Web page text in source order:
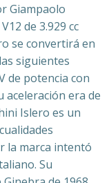
Giampaolo
de 3.929 cc
se convertirá en
siguientes
de potencia con
aceleración era de
Islero es un
la marca intentó
Su